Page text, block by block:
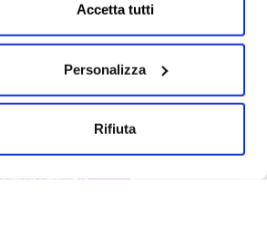
Accetta tutti
Personalizza
Rifiuta